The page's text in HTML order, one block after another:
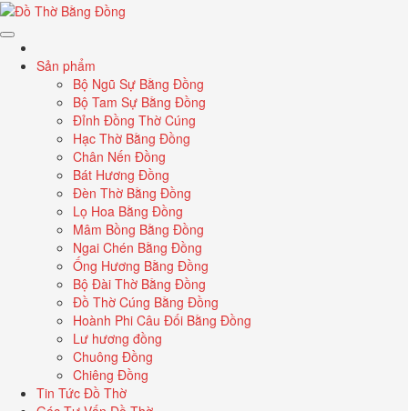
Sản phẩm
Bộ Ngũ Sự Bằng Đồng
Bộ Tam Sự Bằng Đồng
Đỉnh Đồng Thờ Cúng
Hạc Thờ Bằng Đồng
Chân Nến Đồng
Bát Hương Đồng
Đèn Thờ Bằng Đồng
Lọ Hoa Bằng Đồng
Mâm Bồng Bằng Đồng
Ngai Chén Bằng Đồng
Ống Hương Bằng Đồng
Bộ Đài Thờ Bằng Đồng
Đồ Thờ Cúng Bằng Đồng
Hoành Phi Câu Đối Bằng Đồng
Lư hương đồng
Chuông Đồng
Chiêng Đồng
Tin Tức Đồ Thờ